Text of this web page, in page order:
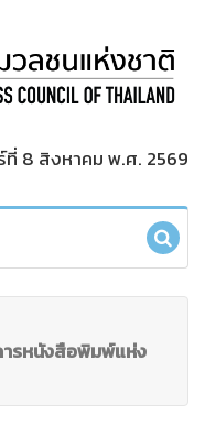
ที่ 8 สิงหาคม พ.ศ. 2569
รหนังสือพิมพ์แห่ง